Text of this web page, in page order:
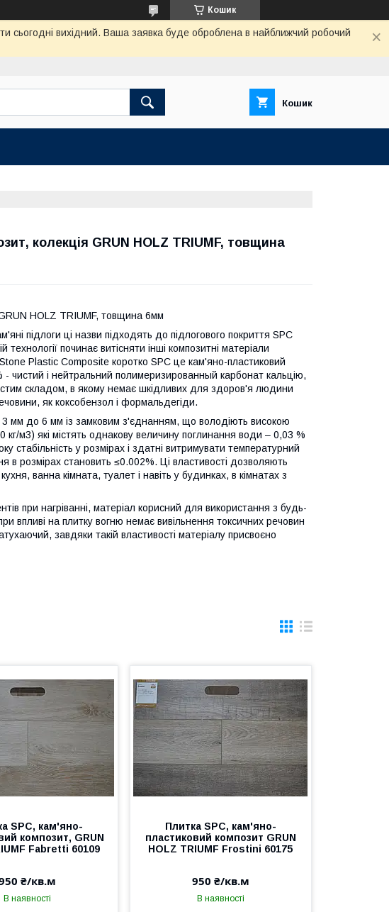
Кошик
сьогодні вихідний. Ваша заявка буде оброблена в найближчий робочий
Кошик
колекція GRUN HOLZ TRIUMF, товщина
HOLZ TRIUMF, товщина 6мм
підлоги ці назви підходять до підлогового покриття SPC
починає витісняти інші композитні матеріали
Stone Plastic Composite коротко SPC це кам'яно-пластиковий
чистий і нейтральний полимеризированный карбонат кальцію,
складом, в якому немає шкідливих для здоров'я людини
як коксобензол і формальдегіди.
мм до 6 мм із замковим з'єднанням, що володіють високою
кг/м3) які містять однакову величину поглинання води – 0,03 %
у розмірах і здатні витримувати температурний
розмірах становить ≤0.002%. Ці властивості дозволяють
ванна кімната, туалет і навіть у будинках, в кімнатах з
при нагріванні, матеріал корисний для використання з будь-
впливі на плитку вогню немає вивільнення токсичних речовин
завдяки такій властивості матеріалу присвоєно
SPC, кам'яно-
композит, GRUN
Fabretti 60109
₴/кв.м
В наявності
Плитка SPC, кам'яно-
пластиковий композит GRUN
HOLZ TRIUMF Frostini 60175
950 ₴/кв.м
В наявності